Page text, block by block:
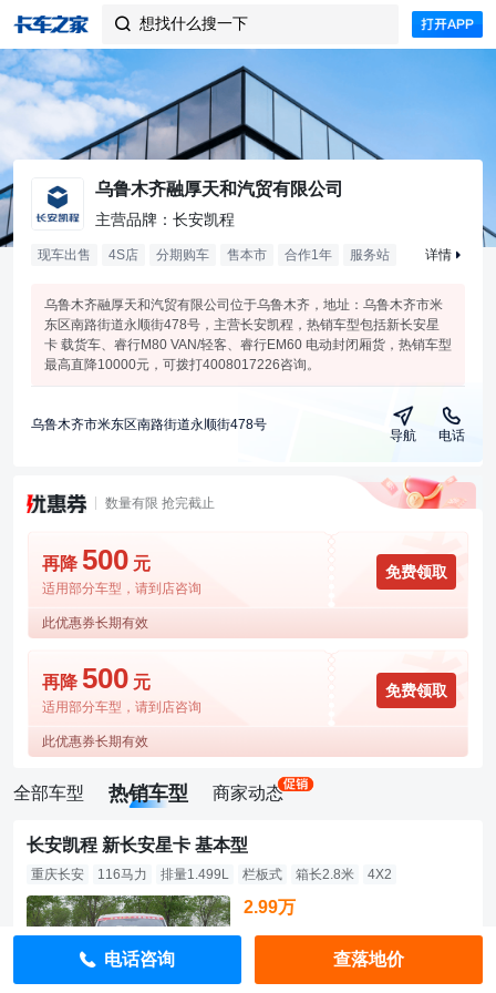
 想找什么搜一下
乌鲁木齐融厚天和汽贸有限公司
主营品牌：长安凯程
现车出售 4S店 分期购车 售本市 合作1年 服务站 详情
乌鲁木齐融厚天和汽贸有限公司位于乌鲁木齐，地址：乌鲁木齐市米
东区南路街道永顺街478号，主营长安凯程，热销车型包括新长安星
卡 载货车、睿行M80 VAN/轻客、睿行EM60 电动封闭厢货，热销车型
最高直降10000元，可拨打4008017226咨询。
乌鲁木齐市米东区南路街道永顺街478号
导航 电话
数量有限 抢完截止
再降 500 元
适用部分车型，请到店咨询
免费领取
此优惠券长期有效
再降 500 元
适用部分车型，请到店咨询
免费领取
此优惠券长期有效
全部车型 热销车型 商家动态
长安凯程 新长安星卡 基本型
重庆长安 116马力 排量1.499L 栏板式 箱长2.8米 4X2
2.99万
直降10000元
指导价：3.99万
电话咨询 查落地价